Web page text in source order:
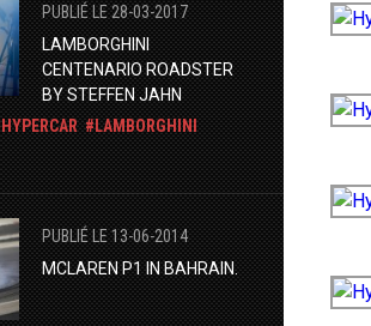
PUBLIÉ LE 28-03-2017
LAMBORGHINI
CENTENARIO ROADSTER
BY STEFFEN JAHN
HYPERCAR
LAMBORGHINI
PUBLIÉ LE 13-06-2014
MCLAREN P1 IN BAHRAIN.